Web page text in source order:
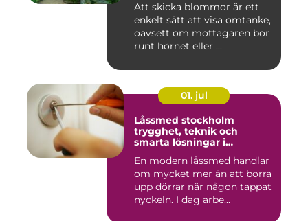
Att skicka blommor är ett
enkelt sätt att visa omtanke,
oavsett om mottagaren bor
runt hörnet eller ...
01. jul
Låssmed stockholm
trygghet, teknik och
smarta lösningar i
En modern låssmed handlar
om mycket mer än att borra
upp dörrar när någon tappat
nyckeln. I dag arbe...